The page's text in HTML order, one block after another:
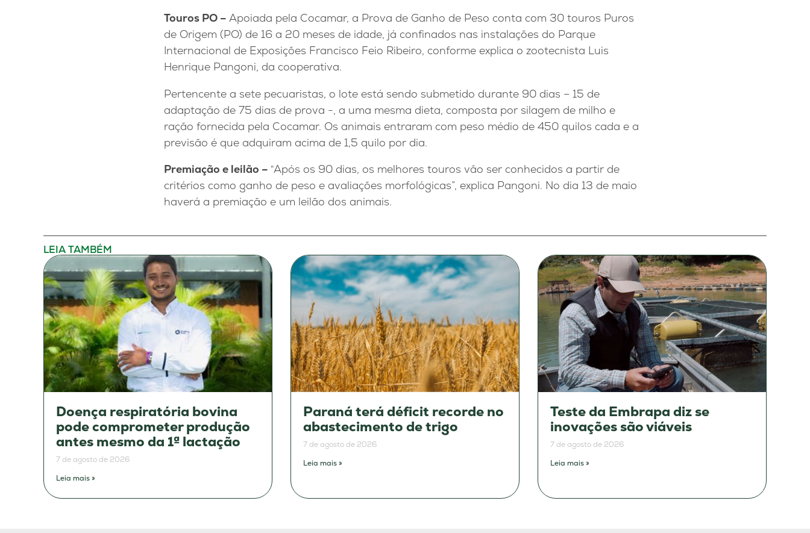
Touros PO – Apoiada pela Cocamar, a Prova de Ganho de Peso conta com 30 touros Puros
de Origem (PO) de 16 a 20 meses de idade, já confinados nas instalações do Parque
Internacional de Exposições Francisco Feio Ribeiro, conforme explica o zootecnista Luis
Henrique Pangoni, da cooperativa.
Pertencente a sete pecuaristas, o lote está sendo submetido durante 90 dias – 15 de
adaptação de 75 dias de prova -, a uma mesma dieta, composta por silagem de milho e
ração fornecida pela Cocamar. Os animais entraram com peso médio de 450 quilos cada e a
previsão é que adquiram acima de 1,5 quilo por dia.
Premiação e leilão – “Após os 90 dias, os melhores touros vão ser conhecidos a partir de
critérios como ganho de peso e avaliações morfológicas”, explica Pangoni. No dia 13 de maio
haverá a premiação e um leilão dos animais.
LEIA TAMBÉM
Doença respiratória bovina
pode comprometer produção
antes mesmo da 1ª lactação
7 de agosto de 2026
Leia mais »
Paraná terá déficit recorde no
abastecimento de trigo
7 de agosto de 2026
Leia mais »
Teste da Embrapa diz se
inovações são viáveis
7 de agosto de 2026
Leia mais »